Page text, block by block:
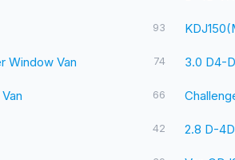
93
Window Van 74 3.0 D4-
66
42 2.8 D-